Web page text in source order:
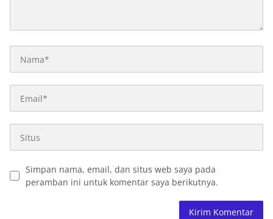
Simpan nama, email, dan situs web saya pada
peramban ini untuk komentar saya berikutnya.